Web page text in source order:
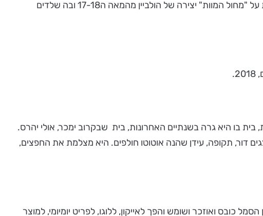
"מחול האקסיות" של אסי משולם - אסי מרבה לעסוק בגולגלות כי הוא חושב שהן יפות ותמיד מחייכות. היצירה מבוססת על "מחול המוות" יצירה של הולביין מהמאה ה17-18 ובה שלדים
מבית, בית בו היא גרה בשנתיים האחרונות, בית שבקרוב ימכר, אולי יהרס.
דור, תקופה, עידן שהנה אוטוטו חולפים. היא מצלמת את החפצים,
כובס ואוזכר ושומש והפך לאייקון, ללוגו, לפריט יומיומי, למוצר